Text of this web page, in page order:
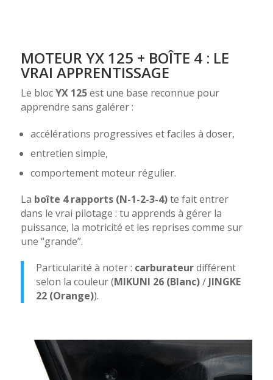
MOTEUR YX 125 + BOÎTE 4 : LE
VRAI APPRENTISSAGE
Le blocYX 125est une base reconnue pour
apprendre sans galérer :
accélérations progressives et faciles à doser,
entretien simple,
comportement moteur régulier.
La boîte 4 rapports (N-1-2-3-4)te fait entrer
dans le vrai pilotage : tu apprends à gérer la
puissance, la motricité et les reprises comme sur
une “grande”.
Particularité à noter : carburateurdifférent
selon la couleur (MIKUNI 26 (Blanc)/ JINGKE
22 (Orange)).